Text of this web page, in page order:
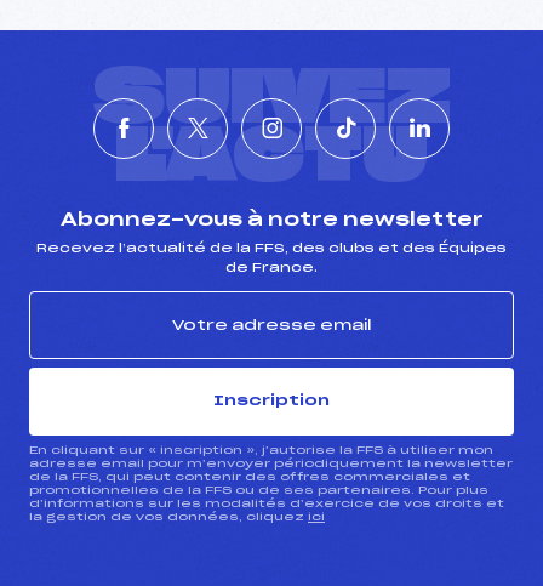
SUIVEZ
L'ACTU
Abonnez-vous à notre newsletter
Recevez l’actualité de la FFS, des clubs et des Équipes
de France.
Inscription
En cliquant sur « inscription », j’autorise la FFS à utiliser mon
adresse email pour m’envoyer périodiquement la newsletter
de la FFS, qui peut contenir des offres commerciales et
promotionnelles de la FFS ou de ses partenaires. Pour plus
d’informations sur les modalités d’exercice de vos droits et
la gestion de vos données, cliquez ici